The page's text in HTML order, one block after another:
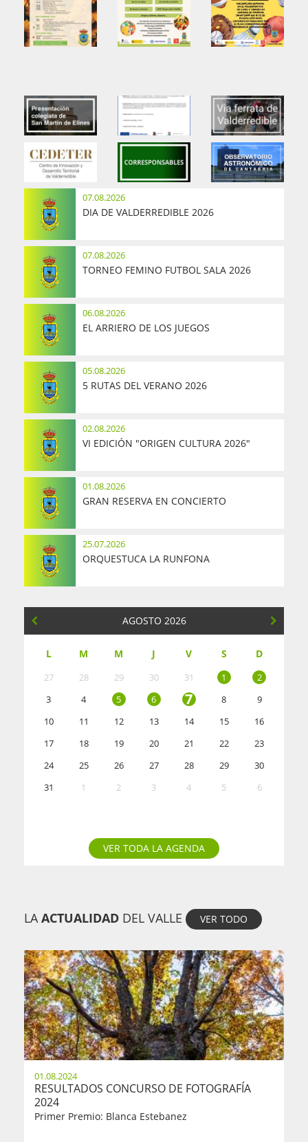
07.08.2026
DIA DE VALDERREDIBLE 2026
07.08.2026
TORNEO FEMINO FUTBOL SALA 2026
06.08.2026
EL ARRIERO DE LOS JUEGOS
05.08.2026
5 RUTAS DEL VERANO 2026
02.08.2026
VI EDICIÓN "ORIGEN CULTURA 2026"
01.08.2026
GRAN RESERVA EN CONCIERTO
25.07.2026
ORQUESTUCA LA RUNFONA
AGOSTO 2026
L M M J V S D
27 28 29 30 31 1
2
3
4 5 6 7 8
9
10
11 12 13 14 15
16
17
18 19 20 21 22
23
24
25 26 27 28 29
30
31
1 2 3 4 5 6
VER TODA LA AGENDA
LAACTUALIDAD DEL VALLE VER TODO
01.08.2024
RESULTADOS CONCURSO DE FOTOGRAFÍA
2024
Primer Premio: Blanca Estebanez